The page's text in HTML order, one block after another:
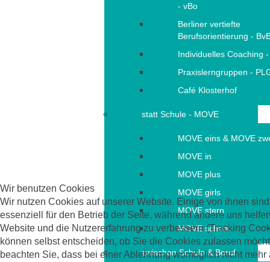
- vBo
Berliner vertiefte
Berufsorientierung -
Individuelles Coaching
Praxislerngruppen -
Café Klosterhof
statt Schule - MOVE
MOVE eins & MOVE
MOVE in
MOVE plus
MOVE girls
MOVE stern
MOVE school
zwischen Schule & Beruf
Wir benutzen Cookies
Wir nutzen Cookies auf unserer Website. Einige von ihnen sind
essenziell für den Betrieb der Seite, während andere uns
Website und die Nutzererfahrung zu verbessern (Tracking
können selbst entscheiden, ob Sie die Cookies zulassen
beachten Sie, dass bei einer Ablehnung womöglich nicht mehr